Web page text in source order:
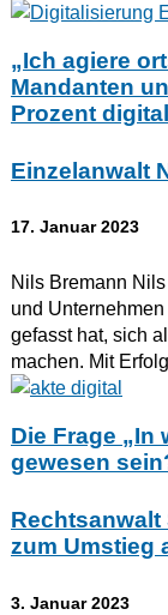
„Ich agiere
Mandanten
Prozent
Einzelanwalt
17. Januar 2023
Nils Bremann
und
gefasst hat, sich
machen. Mit
Die Frage „In
gewesen
zum Umstieg
3. Januar 2023